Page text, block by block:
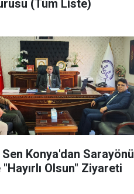
(Tüm Liste)
Konya'dan Sarayönü
Olsun" Ziyareti